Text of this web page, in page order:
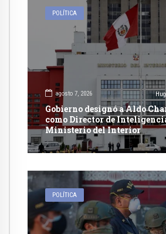
POLÍTICA
agosto 7, 2026
Gobierno designó a Aldo
como Director de
Ministerio del Interior
POLÍTICA